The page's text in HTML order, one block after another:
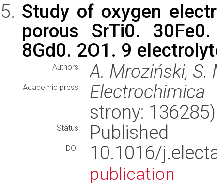
Study of oxygen
porous SrTi0.
8Gd0. 2O1. 9
Authors: A. Mroziński, S.
Academic press:
strony:
Status: Published
DOI: 10.1016/
publication